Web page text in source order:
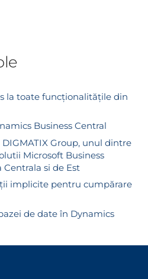
la toate funcționalitățile din
Business Central
Group, unul dintre
Microsoft Business
si de Est
implicite pentru cumpărare
de date în Dynamics